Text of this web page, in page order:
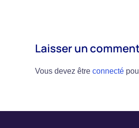
Laisser un
Vous devez être connecté